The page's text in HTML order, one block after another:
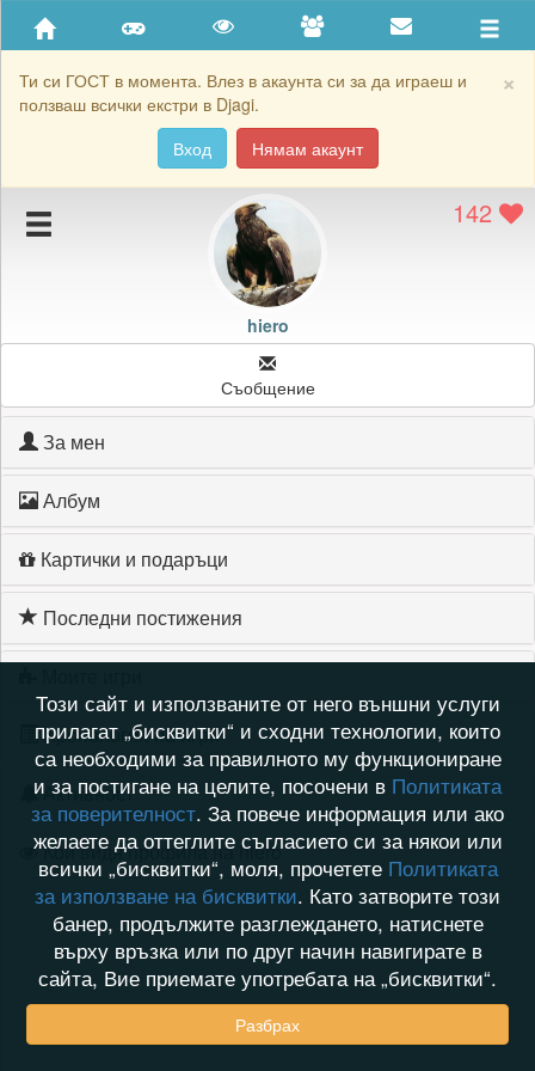
×
Ти си ГОСТ в момента. Влез в акаунта си за да играеш и
ползваш всички екстри в Djagi.
Вход
Нямам акаунт
Приятели
Хронология на игри
Подаръците на hiero 142
hiero
Съобщение
За мен
Албум
Картички и подаръци
Последни постижения
Хронология на игри
Активност
Кой видя профила на hiero
Този сайт и използваните от него външни услуги
прилагат „бисквитки“ и сходни технологии, които
са необходими за правилното му функциониране
и за постигане на целите, посочени в Политиката
за поверителност. За повече информация или ако
желаете да оттеглите съгласието си за някои или
всички „бисквитки“, моля, прочетете Политиката
за използване на бисквитки. Като затворите този
банер, продължите разглеждането, натиснете
върху връзка или по друг начин навигирате в
сайта, Вие приемате употребата на „бисквитки“.
Разбрах